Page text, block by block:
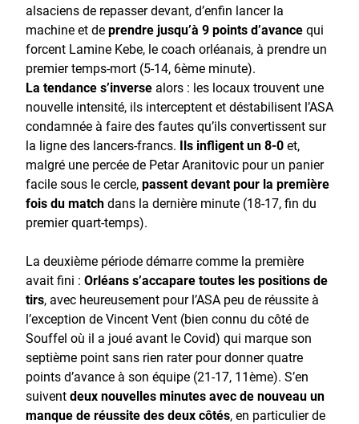
alsaciens de repasser devant, d’enfin lancer la
machine et deprendre jusqu’à 9 points d’avancequi
forcent Lamine Kebe, le coach orléanais, à prendre un
premier temps-mort (5-14, 6ème minute).
La tendance s’inverse alors : les locaux trouvent une
nouvelle intensité, ils interceptent et déstabilisent l’ASA
condamnée à faire des fautes qu’ils convertissent sur
la ligne des lancers-francs. Ils infligent un 8-0et,
malgré une percée de Petar Aranitovic pour un panier
facile sous le cercle,passent devant pour la première
fois du matchdans la dernière minute (18-17, fin du
premier quart-temps).
La deuxième période démarre comme la première
avait fini : Orléans s’accapare toutes les positions de
tirs, avec heureusement pour l’ASA peu de réussite à
l’exception de Vincent Vent (bien connu du côté de
Souffel où il a joué avant le Covid) qui marque son
septième point sans rien rater pour donner quatre
points d’avance à son équipe (21-17, 11ème). S’en
suiventdeux nouvelles minutes avec de nouveau un
manque de réussite des deux côtés, en particulier de